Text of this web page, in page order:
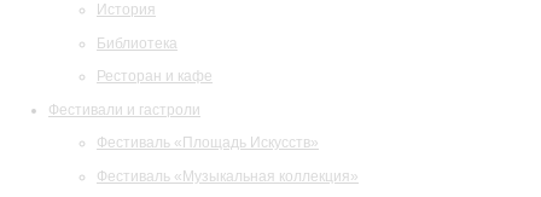
История
Библиотека
Ресторан и кафе
Фестивали и гастроли
Фестиваль «Площадь Искусств»
Фестиваль «Музыкальная коллекция»